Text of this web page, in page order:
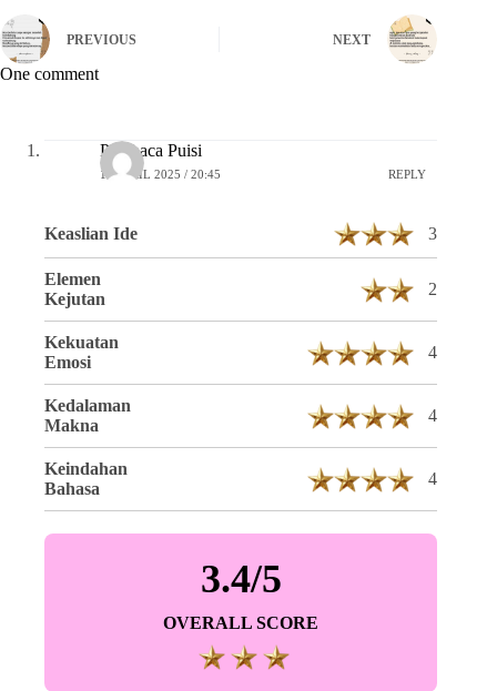
PREVIOUS NEXT
One comment
Pembaca Puisi
16 APRIL 2025 / 20:45 REPLY
Keaslian Ide 3
Elemen
Kejutan
2
Kekuatan
Emosi
4
Kedalaman
Makna
4
Keindahan
Bahasa
4
3.4/5
OVERALL SCORE